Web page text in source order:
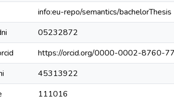
info:eu-repo/semantics/bachelorThesis
05232872
https://orcid.org/0000-0002-8760-
45313922
111016